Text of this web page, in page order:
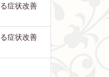
症状改善
症状改善